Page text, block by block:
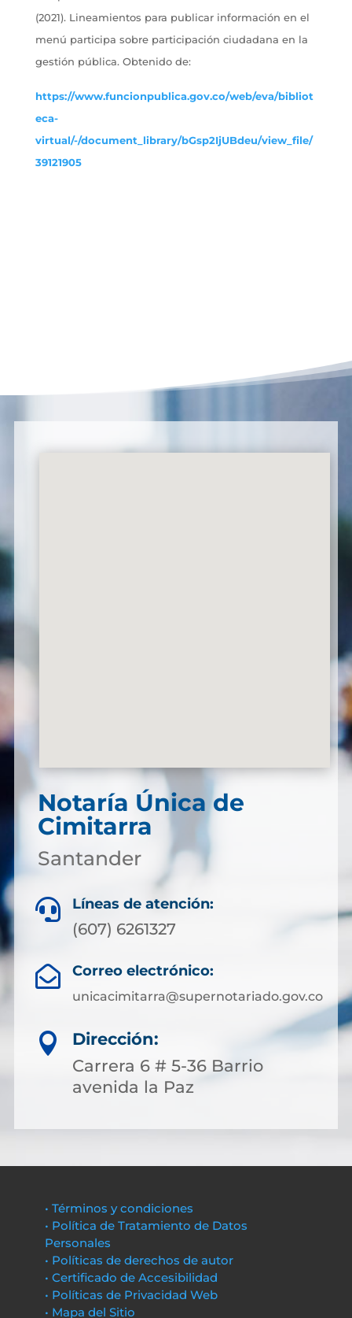
(2021). Lineamientos para publicar información en el
menú participa sobre participación ciudadana en la
gestión pública. Obtenido de:
https://www.funcionpublica.gov.co/web/eva/bibliot
eca-
virtual/-/document_library/bGsp2IjUBdeu/view_file/
39121905
Notaría Única de
Cimitarra
Santander
 Líneas de atención:
(607) 6261327
 Correo electrónico:
unicacimitarra@supernotariado.gov.co

Dirección:
Carrera 6 # 5-36 Barrio
avenida la Paz
• Términos y condiciones
• Política de Tratamiento de Datos
Personales
• Políticas de derechos de autor
• Certificado de Accesibilidad
• Políticas de Privacidad Web
• Mapa del Sitio